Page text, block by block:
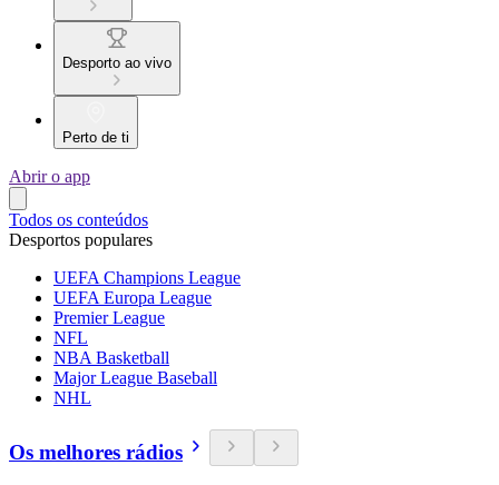
Desporto ao vivo
Perto de ti
Abrir o app
Todos os conteúdos
Desportos populares
UEFA Champions League
UEFA Europa League
Premier League
NFL
NBA Basketball
Major League Baseball
NHL
Os melhores rádios